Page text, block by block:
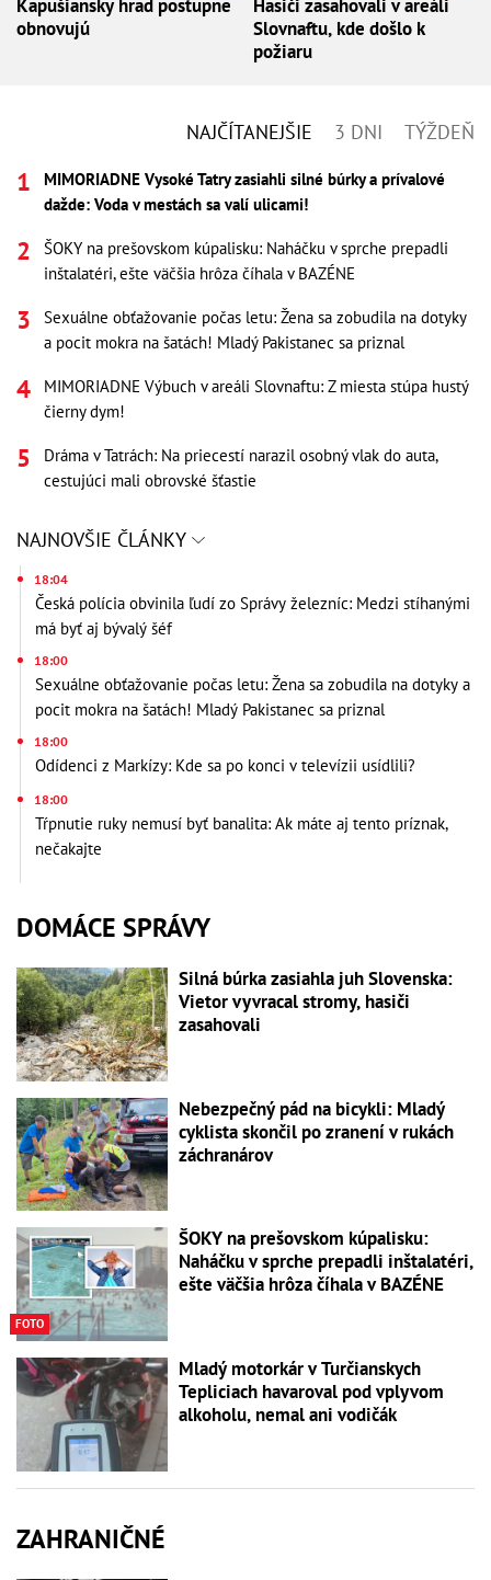
Kapušiansky hrad postupne
obnovujú
Hasiči zasahovali v areáli
Slovnaftu, kde došlo k
požiaru
NAJČÍTANEJŠIE 3 DNI TÝŽDEŇ
MIMORIADNE Vysoké Tatry zasiahli silné búrky a prívalové
dažde: Voda v mestách sa valí ulicami!
ŠOKY na prešovskom kúpalisku: Naháčku v sprche prepadli
inštalatéri, ešte väčšia hrôza číhala v BAZÉNE
Sexuálne obťažovanie počas letu: Žena sa zobudila na dotyky
a pocit mokra na šatách! Mladý Pakistanec sa priznal
MIMORIADNE Výbuch v areáli Slovnaftu: Z miesta stúpa hustý
čierny dym!
Dráma v Tatrách: Na priecestí narazil osobný vlak do auta,
cestujúci mali obrovské šťastie
NAJNOVŠIE ČLÁNKY
18:04
Česká polícia obvinila ľudí zo Správy železníc: Medzi stíhanými
má byť aj bývalý šéf
18:00
Sexuálne obťažovanie počas letu: Žena sa zobudila na dotyky a
pocit mokra na šatách! Mladý Pakistanec sa priznal
18:00
Odídenci z Markízy: Kde sa po konci v televízii usídlili?
18:00
Tŕpnutie ruky nemusí byť banalita: Ak máte aj tento príznak,
nečakajte
DOMÁCE SPRÁVY
Silná búrka zasiahla juh Slovenska:
Vietor vyvracal stromy, hasiči
zasahovali
Nebezpečný pád na bicykli: Mladý
cyklista skončil po zranení v rukách
záchranárov
FOTO
ŠOKY na prešovskom kúpalisku:
Naháčku v sprche prepadli inštalatéri,
ešte väčšia hrôza číhala v BAZÉNE
Mladý motorkár v Turčianskych
Tepliciach havaroval pod vplyvom
alkoholu, nemal ani vodičák
ZAHRANIČNÉ